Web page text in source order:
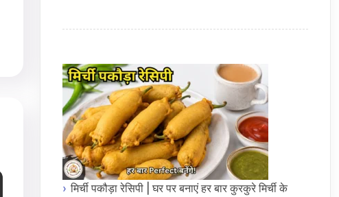
मिर्ची पकौड़ा रेसिपी | घर पर बनाएं हर बार कुरकुरे मिर्ची के